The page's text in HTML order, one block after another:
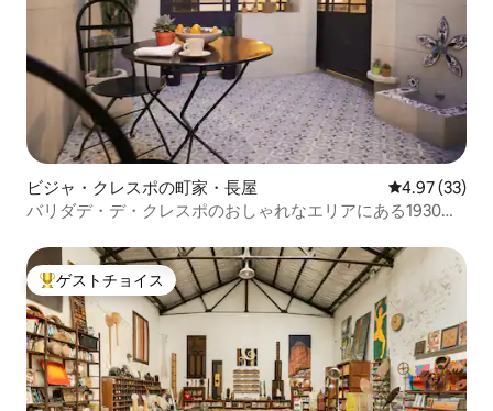
ビジャ・クレスポの町家・長屋 レビュー33
4.97 (33)
バリダデ・デ・クレスポのおしゃれなエリアにある1930年
大好評のゲストチョイスです。
ゲストチョイス